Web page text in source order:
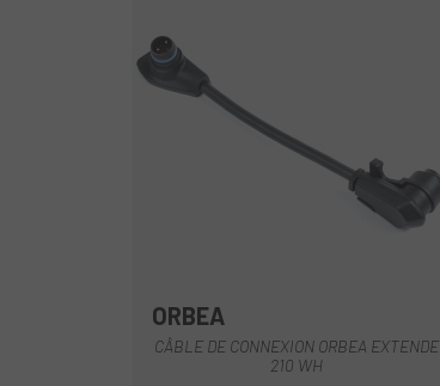
ORBEA
CÂBLE DE CONNEXION ORBEA EXTENDE
210 WH